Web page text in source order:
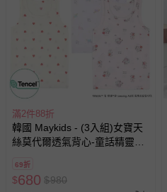
滿2件88折
韓國 Maykids - (3入組)女寶天
絲莫代爾透氣背心-童話精靈X
69折
$680 $980